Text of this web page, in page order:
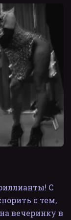
С
с тем,
вечеринку в